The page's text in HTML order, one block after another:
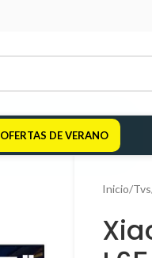
OFERTAS DE VERANO
Inicio/Tvs